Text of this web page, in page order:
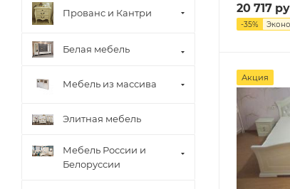
20 717
-35%
Акция
Прованс и Кантри
Белая мебель
Мебель из массива
Элитная мебель
Мебель России и
Белоруссии